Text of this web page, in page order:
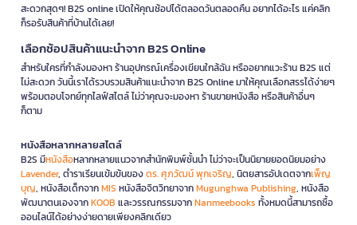
สะดวกสุดๆ! B2S online เปิดให้คุณช้อปได้ตลอดวันตลอดคืน อยากได้อะไร แค่คลิก
ก็รอรับสินค้าที่บ้านได้เลย!
เลือกช้อปสินค้าแนะนำจาก B2S Online
สำหรับใครที่กำลังมองหา ร้านอุปกรณ์เครื่องเขียนใกล้ฉัน หรืออยากแวะร้าน B2S แต่
ไม่สะดวก วันนี้เราได้รวบรวมสินค้าแนะนำจาก B2S Online มาให้คุณเลือกสรรได้ง่ายๆ
พร้อมตอบโจทย์ทุกไลฟ์สไตล์ ไม่ว่าคุณจะมองหา ร้านขายหนังสือ หรือสินค้าอื่นๆ
ก็ตาม
หนังสือหลากหลายสไตล์
B2S มีหนังสือหลากหลายแนวจากสำนักพิมพ์ชั้นนำ ไม่ว่าจะเป็นนิยายยอดนิยมอย่าง
Lavender, ตำราเรียนเข้มข้นของดร. ศุภวัฒน์ พุกเจริญ, นิตยสารอัปเดตจากเพ็ญ
บุญ, หนังสือเด็กจากMIS หนังสือจิตวิทยาจากMugunghwa Publishing, หนังสือ
พัฒนาตนเองจากKOOB และวรรณกรรมจากNanmeebooks ทั้งหมดนี้สามารถซื้อ
ออนไลน์ได้อย่างง่ายดายเพียงคลิกเดียว